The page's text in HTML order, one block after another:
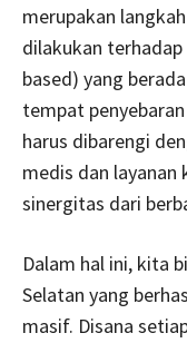
merupakan
dilakukan
based) yang
tempat
harus dibarengi
medis dan layanan
sinergitas dari
Dalam hal ini, kita
Selatan yang
masif. Disana